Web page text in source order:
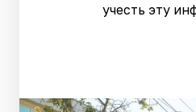
учесть эту